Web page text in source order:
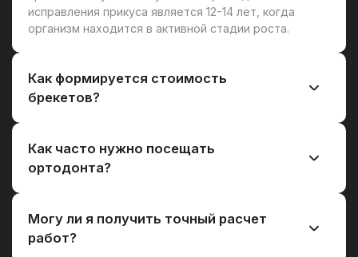
исправления прикуса является 12-14 лет, когда
организм находится в активной стадии роста.
Как формируется стоимость
брекетов?
Как часто нужно посещать
ортодонта?
Могу ли я получить точный расчет
работ?